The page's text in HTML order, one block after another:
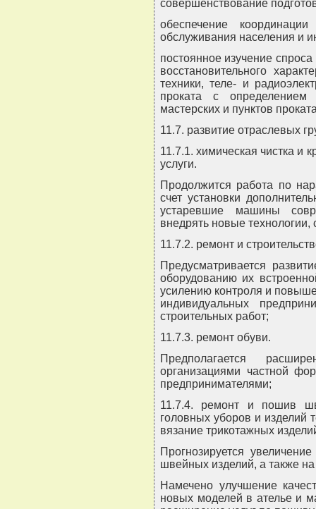
совершенствование
обеспечение
обслуживания населения и
постоянное изучение
восстановительного
техники, теле- и
проката с определением
мастерских и пунктов
11.7. развитие отраслевых
11.7.1. химическая чистка и
услуги.
Продолжится работа по
счет установки
устаревшие машины
внедрять новые технологии,
11.7.2. ремонт и
Предусматривается
оборудованию их
усилению контроля и
индивидуальных
строительных работ;
11.7.3. ремонт обуви.
Предполагается
организациями частной
предпринимателями;
11.7.4. ремонт и пошив
головных уборов и изделий
вязание трикотажных
Прогнозируется
швейных изделий, а также
Намечено улучшение
новых моделей в ателье и